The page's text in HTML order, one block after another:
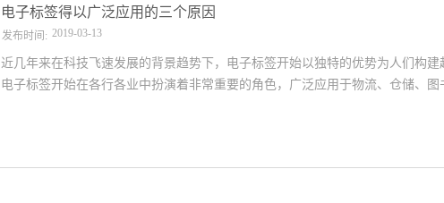
们只要用扫描器扫描便可看到产品详尽的生产和物流信息。由此可见，电子标签
电子标签得以广泛应用的三个原因
发布时间: 2019-03-13
近几年来在科技飞速发展的背景趋势下，电子标签开始以独特的优势为人们构建
电子标签开始在各行各业中扮演着非常重要的角色，广泛应用于物流、仓储、图
全性高先进的电子标签的识别精准度非常高，从而可以保证识别的时候做到准确
穿透性通信和无障碍地阅读。另外，因为电子标签承载的是电子式信息而可以